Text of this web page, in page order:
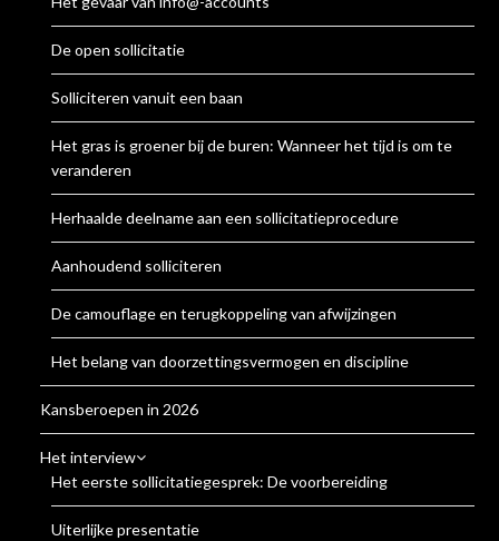
De open sollicitatie
Solliciteren vanuit een baan
Het gras is groener bij de buren: Wanneer het tijd is om te
veranderen
Herhaalde deelname aan een sollicitatieprocedure
Aanhoudend solliciteren
De camouflage en terugkoppeling van afwijzingen
Het belang van doorzettingsvermogen en discipline
Kansberoepen in 2026
Het interview
Het eerste sollicitatiegesprek: De voorbereiding
Uiterlijke presentatie